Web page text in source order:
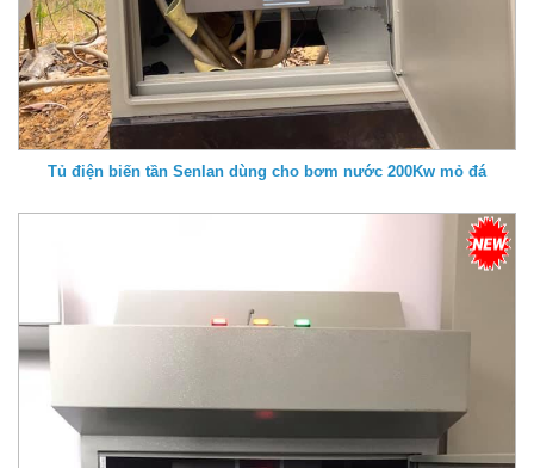
Tủ điện biến tần Senlan dùng cho bơm nước 200Kw mỏ đá